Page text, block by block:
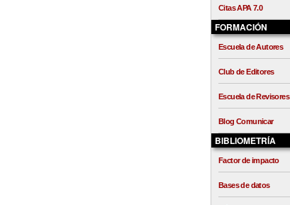
Citas APA 7.0
FORMACIÓN
Escuela de Autores
Club de Editores
Escuela de Revisores
Blog Comunicar
BIBLIOMETRÍA
Factor de impacto
Bases de datos